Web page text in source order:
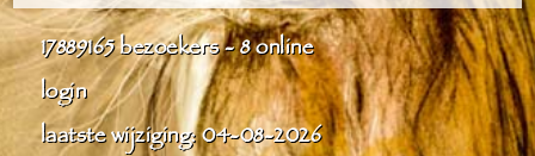
17889165bezoekers - 8 online
login
laatste wijziging: 04-08-2026